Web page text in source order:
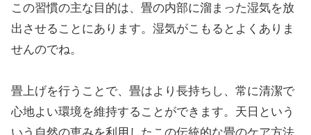
この習慣の主な目的は、畳の内部に溜まった湿気を放
出させることにあります。湿気がこもるとよくありま
せんのでね。
畳上げを行うことで、畳はより長持ちし、常に清潔で
心地よい環境を維持することができます。天日という